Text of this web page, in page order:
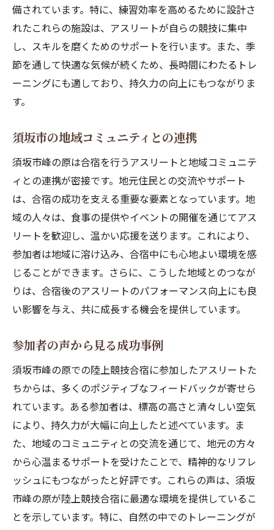
参加者のニーズに応える施設の活用法
須坂市の涼しい夏がアスリートに与える恩恵
涼しい気候が持久力向上に貢献
夏場でも快適なトレーニング環境
涼しい夏を利用したトレーニングプラン
参加者からのフィードバックとその活用
陸上競技に最適な須坂市峰の原の環境を探る
トラックやコースの特徴と活用法
須坂市独自の魅力的な環境設定
トレーニングに適した時間帯とその理由
アスリートの声から見る環境の効果
地域環境が精神集中に与える影響
環境を最大限に活かすトレーニング方法
クロスカントリーの練習法とその魅力
テニスコートの使い方と練習法
多様なスポーツを組み合わせた合宿の提案
参加者の多様なニーズに応えるプログラム
スポーツを通じた交流の楽しみ方
合宿中のリフレッシュ方法とその効果
須坂市での合宿がチームの絆を深める理由
共同生活がもたらすチームビルディング効
果
備されています。特に、練習効率を高めるために設計さ
れたこれらの施設は、アスリートが自らの競技に集中
し、スキルを磨くためのサポートを行います。また、季
節を通して快適な気候が続くため、長時間にわたるトレ
ーニングにも適しており、持久力の向上にもつながりま
す。
須坂市の地域コミュニティとの連携
須坂市峰の原は合宿を行うアスリートと地域コミュニテ
ィとの連携が密接です。地元住民との交流やサポート
は、合宿の成功を支える重要な要素となっています。地
域の人々は、食事の提供やイベントの開催を通じてアス
リートを歓迎し、温かい応援を送ります。これにより、
参加者は地域に溶け込み、合宿中にも心地よい環境を感
じることができます。さらに、こうした地域とのつなが
りは、合宿後のアスリートのパフォーマンス向上にも良
い影響を与え、共に成長する機会を提供しています。
参加者の声から見る成功事例
須坂市峰の原での陸上競技合宿に参加したアスリートた
ちからは、多くのポジティブなフィードバックが寄せら
れています。ある参加者は、標高の高さと清々しい空気
により、持久力が大幅に向上したと述べています。ま
た、地域のコミュニティとの交流を通じて、地元の方々
から心温まるサポートを受けたことで、精神的なリフレ
ッシュにもつながったと好評です。これらの声は、須坂
市峰の原が陸上競技合宿に最適な環境を提供しているこ
とを示しています。特に、自然の中でのトレーニングが